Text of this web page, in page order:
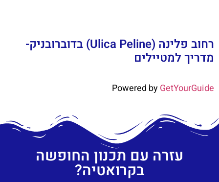
רחוב פלינה (Ulica Peline) בדוברובניק-
מדריך למטיילים
Powered byGetYourGuide
עזרה עם תכנון החופשה
בקרואטיה?